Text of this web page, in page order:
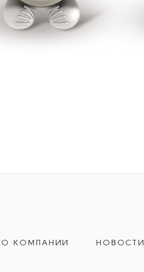
О КОМПАНИИ НОВОСТИ